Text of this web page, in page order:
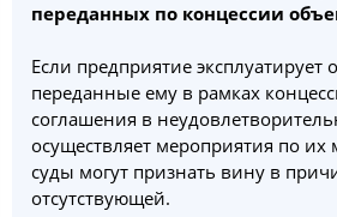
переданных по концессии
Если предприятие эксплуатирует
переданные ему в рамках
соглашения в
осуществляет мероприятия по
суды могут признать вину в
отсутствующей.